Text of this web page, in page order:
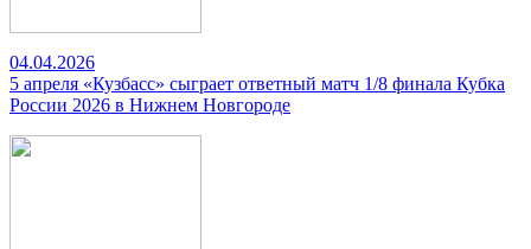
04.04.2026
5 апреля «Кузбасс» сыграет ответный матч 1/8 финала Кубка
России 2026 в Нижнем Новгороде